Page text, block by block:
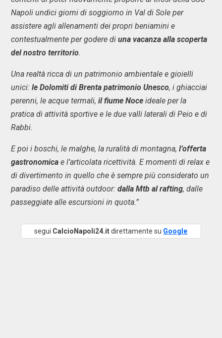
Napoli undici giorni di soggiorno in Val di Sole per
assistere agli allenamenti dei propri beniamini e
contestualmente per godere di una vacanza alla scoperta
del nostro territorio.
Una realtà ricca di un patrimonio ambientale e gioielli
unici: le Dolomiti di Brenta patrimonio Unesco, i ghiacciai
perenni, le acque termali, il fiume Noce ideale per la
pratica di attività sportive e le due valli laterali di Peio e di
Rabbi.
E poi i boschi, le malghe, la ruralità di montagna, l’offerta
gastronomica e l’articolata ricettività. E momenti di relax e
di divertimento in quello che è sempre più considerato un
paradiso delle attività outdoor: dalla Mtb al rafting, dalle
passeggiate alle escursioni in quota.”
segui CalcioNapoli24.itdirettamente su Google